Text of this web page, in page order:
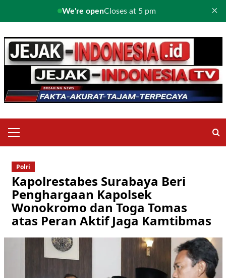
We're openCloses at 5 pm ×
to
content
Menu
Polri
Kapolrestabes Surabaya Beri
Penghargaan Kapolsek
Wonokromo dan Toga Tomas
atas Peran Aktif Jaga Kamtibmas